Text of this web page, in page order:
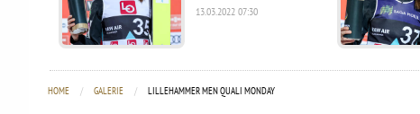
13.03.2022 07:30
HOME GALERIE CURRENT:
LILLEHAMMER MEN QUALI MONDAY